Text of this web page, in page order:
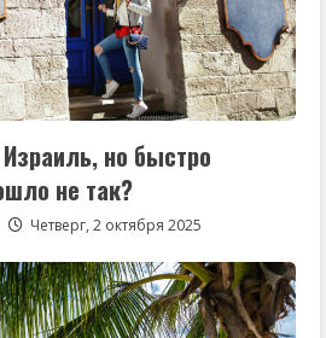
но быстро
не так?
Четверг, 2 октября 2025